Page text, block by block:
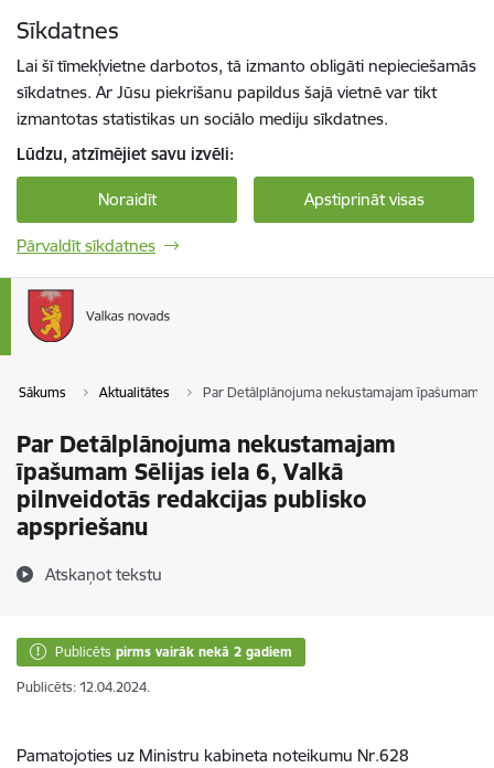
Sīkdatnes
Lai šī tīmekļvietne darbotos, tā izmanto obligāti nepieciešamās
sīkdatnes. Ar Jūsu piekrišanu papildus šajā vietnē var tikt
izmantotas statistikas un sociālo mediju sīkdatnes.
Lūdzu, atzīmējiet savu izvēli:
Noraidīt Apstiprināt visas
Pārvaldīt sīkdatnes
Sākums Aktualitātes Par Detālplānojuma nekustamajam īpašumam
Par Detālplānojuma nekustamajam
īpašumam Sēlijas iela 6, Valkā
pilnveidotās redakcijas publisko
apspriešanu
Atskaņot tekstu
Publicēts pirms vairāk nekā 2 gadiem
Publicēts: 12.04.2024.
Pamatojoties uz Ministru kabineta noteikumu Nr.628